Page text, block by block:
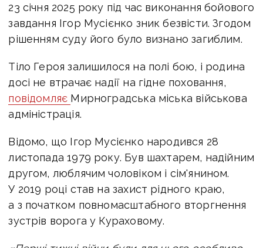
23 січня 2025 року під час виконання бойового
завдання Ігор Мусієнко зник безвісти. Згодом
рішенням суду його було визнано загиблим.
Тіло Героя залишилося на полі бою, і родина
досі не втрачає надії на гідне поховання,
повідомляє Мирноградська міська військова
адміністрація.
Відомо, що Ігор Мусієнко народився 28
листопада 1979 року. Був шахтарем, надійним
другом, люблячим чоловіком і сім'янином.
У 2019 році став на захист рідного краю,
а з початком повномасштабного вторгнення
зустрів ворога у Кураховому.